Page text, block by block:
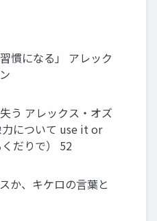
慣になる」 アレック
う アレックス・オズ
力について use it or
だりで） 52
か、キケロの言葉と